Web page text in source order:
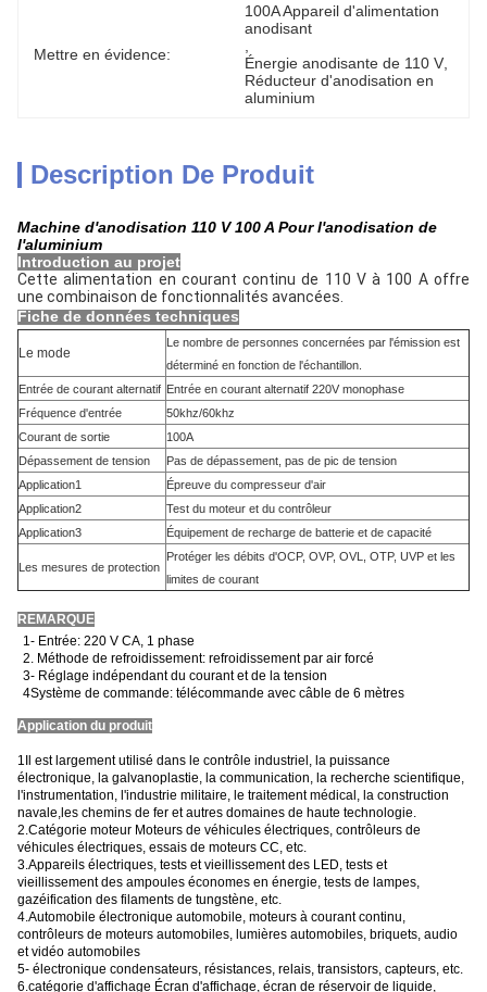
Mettre en évidence:
100A Appareil d'alimentation
anodisant
Énergie anodisante de 110 V
Réducteur d'anodisation en
aluminium
Description De Produit
Machine d'anodisation 110 V 100 A Pour l'anodisation de
l'aluminium
Introduction au projet
Cette alimentation en courant continu de 110 V à 100 A offre
une combinaison de fonctionnalités avancées.
Fiche de données techniques
Le mode
Le nombre de personnes concernées par l'émission est
déterminé en fonction de l'échantillon.
Entrée de courant alternatif Entrée en courant alternatif 220V monophase
Fréquence d'entrée
50khz/60khz
Courant de sortie
100A
Dépassement de tension
Pas de dépassement, pas de pic de tension
Application1
Épreuve du compresseur d'air
Application2
Test du moteur et du contrôleur
Application3
Équipement de recharge de batterie et de capacité
Les mesures de protection
Protéger les débits d'OCP, OVP, OVL, OTP, UVP et les
limites de courant
REMARQUE
1- Entrée: 220 V CA, 1 phase
2. Méthode de refroidissement: refroidissement par air forcé
3- Réglage indépendant du courant et de la tension
4Système de commande: télécommande avec câble de 6 mètres
Application du produit
1Il est largement utilisé dans le contrôle industriel, la puissance
électronique, la galvanoplastie, la communication, la recherche scientifique,
l'instrumentation, l'industrie militaire, le traitement médical, la construction
navale,les chemins de fer et autres domaines de haute technologie.
2.Catégorie moteur Moteurs de véhicules électriques, contrôleurs de
véhicules électriques, essais de moteurs CC, etc.
3.Appareils électriques, tests et vieillissement des LED, tests et
vieillissement des ampoules économes en énergie, tests de lampes,
gazéification des filaments de tungstène, etc.
4.Automobile électronique automobile, moteurs à courant continu,
contrôleurs de moteurs automobiles, lumières automobiles, briquets, audio
et vidéo automobiles
5- électronique condensateurs, résistances, relais, transistors, capteurs, etc.
6.catégorie d'affichage Écran d'affichage, écran de réservoir de liquide,